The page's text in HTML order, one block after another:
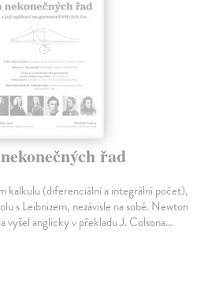
řad
kalkulu (diferenciální a integrální počet),
s Leibnizem, nezávisle na sobě. Newton
vyšel anglicky v překladu J. Colsona…